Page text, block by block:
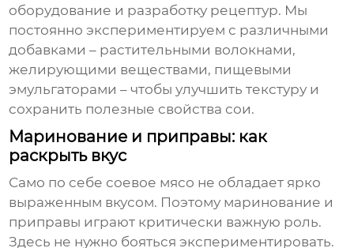
оборудование и разработку рецептур. Мы
постоянно экспериментируем с различными
добавками – растительными волокнами,
желирующими веществами, пищевыми
эмульгаторами – чтобы улучшить текстуру и
сохранить полезные свойства сои.
Маринование и приправы: как
раскрыть вкус
Само по себе соевое мясо не обладает ярко
выраженным вкусом. Поэтому маринование и
приправы играют критически важную роль.
Здесь не нужно бояться экспериментировать.